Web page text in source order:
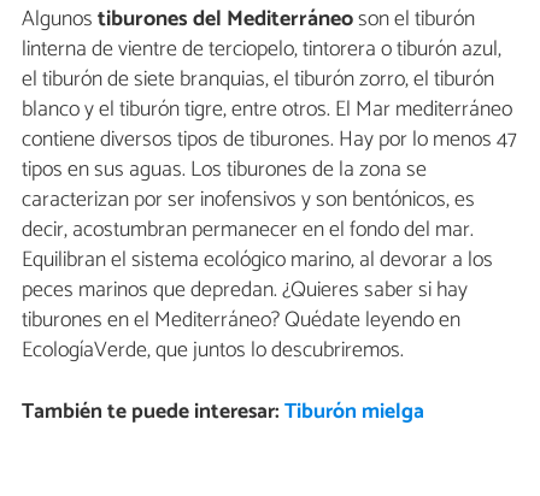
Algunostiburones del Mediterráneoson el tiburón
linterna de vientre de terciopelo, tintorera o tiburón azul,
el tiburón de siete branquias, el tiburón zorro, el tiburón
blanco y el tiburón tigre, entre otros. El Mar mediterráneo
contiene diversos tipos de tiburones. Hay por lo menos 47
tipos en sus aguas. Los tiburones de la zona se
caracterizan por ser inofensivos y son bentónicos, es
decir, acostumbran permanecer en el fondo del mar.
Equilibran el sistema ecológico marino, al devorar a los
peces marinos que depredan. ¿Quieres saber si hay
tiburones en el Mediterráneo? Quédate leyendo en
EcologíaVerde, que juntos lo descubriremos.
También te puede interesar:Tiburón mielga